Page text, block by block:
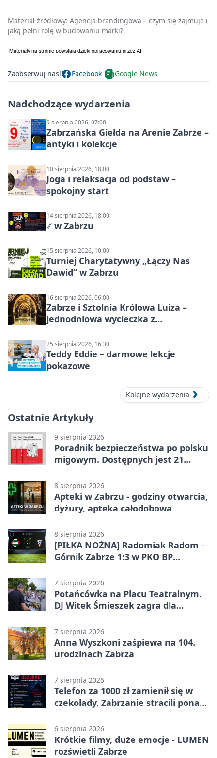
Materiał źródłowy: Agencja brandingowa – czym się zajmuje i
jaką pełni rolę w budowaniu marki?
Zaobserwuj nas! Facebook Google News
Nadchodzące wydarzenia
9 sierpnia 2026, 07:00
Zabrzańska Giełda na Arenie Zabrze –
antyki i kolekcje
10 sierpnia 2026, 18:00
Joga i relaksacja od podstaw –
spokojny start
14 sierpnia 2026, 18:00
ℤ w Zabrzu
15 sierpnia 2026, 10:00
Turniej Charytatywny „Łączy Nas
Dawid” w Zabrzu
16 sierpnia 2026, 06:00
Zabrze i Sztolnia Królowa Luiza –
jednodniowa wycieczka z
miasta
25 sierpnia 2026, 16:30
Teddy Eddie – darmowe lekcje
pokazowe
Kolejne wydarzenia
Ostatnie Artykuły
9 sierpnia 2026
Poradnik bezpieczeństwa po polsku
migowym. Dostępnych jest 21
8 sierpnia 2026
Apteki w Zabrzu - godziny otwarcia,
dyżury, apteka całodobowa
8 sierpnia 2026
[PIŁKA NOŻNA] Radomiak Radom –
Górnik Zabrze 1:3 w PKO BP
Federico dał zabrzanom zwycięstwo
7 sierpnia 2026
Potańcówka na Placu Teatralnym.
DJ Witek Śmieszek zagra dla
7 sierpnia 2026
Anna Wyszkoni zaśpiewa na 104.
urodzinach Zabrza
7 sierpnia 2026
Telefon za 1000 zł zamienił się w
czekolady. Zabrzanie stracili ponad
6 sierpnia 2026
Krótkie filmy, duże emocje - LUMEN
rozświetli Zabrze